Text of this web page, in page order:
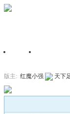
首页
版主: 红魔小强 天下